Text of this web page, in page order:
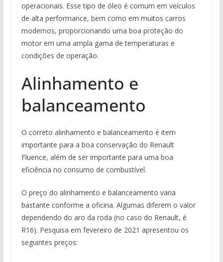
operacionais. Esse tipo de óleo é comum em veículos
de alta performance, bem como em muitos carros
modernos, proporcionando uma boa proteção do
motor em uma ampla gama de temperaturas e
condições de operação.
Alinhamento e
balanceamento
O correto alinhamento e balanceamento é item
importante para a boa conservação do Renault
Fluence, além de ser importante para uma boa
eficiência no consumo de combustível.
O preço do alinhamento e balanceamento varia
bastante conforme a oficina. Algumas diferem o valor
dependendo do aro da roda (no caso do Renault, é
R16). Pesquisa em fevereiro de 2021 apresentou os
seguintes preços: